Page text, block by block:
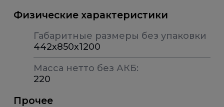
Физические характеристики
Габаритные размеры без упаковки
442х850х1200
Масса нетто без АКБ:
220
Прочее